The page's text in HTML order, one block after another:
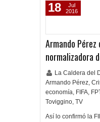
Armando
normalizadora
La Caldera del
Armando Pérez,
economía, FIFA,
Toviggino, TV
Así lo confirmó la
18
Jul
2016